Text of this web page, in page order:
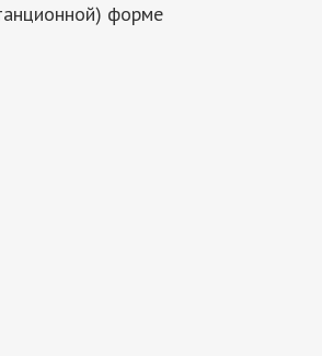
форме